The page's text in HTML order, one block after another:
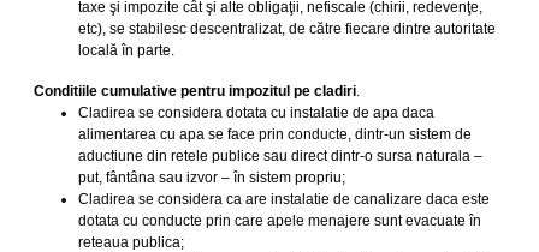
taxe şi impozite cât şi alte obligaţii, nefiscale (chirii, redevenţe,
etc), se stabilesc descentralizat, de către fiecare dintre autoritate
locală în parte.
Conditiile cumulative pentru impozitul pe cladiri.
Cladirea se considera dotata cu instalatie de apa daca
alimentarea cu apa se face prin conducte, dintr-un sistem de
aductiune din retele publice sau direct dintr-o sursa naturala –
put, fântâna sau izvor – în sistem propriu;
Cladirea se considera ca are instalatie de canalizare daca este
dotata cu conducte prin care apele menajere sunt evacuate în
reteaua publica;